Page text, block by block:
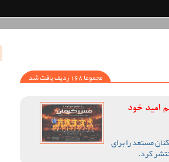
مجموعا 168 ردیف یافت شد
امید خود
مستعد را برای
کرد.